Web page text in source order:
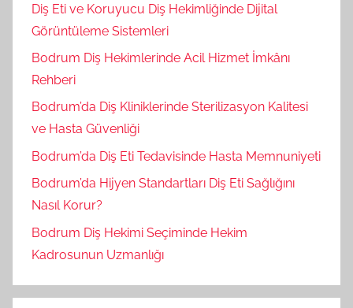
Diş Eti ve Koruyucu Diş Hekimliğinde Dijital
Görüntüleme Sistemleri
Bodrum Diş Hekimlerinde Acil Hizmet İmkânı
Rehberi
Bodrum’da Diş Kliniklerinde Sterilizasyon Kalitesi
ve Hasta Güvenliği
Bodrum’da Diş Eti Tedavisinde Hasta Memnuniyeti
Bodrum’da Hijyen Standartları Diş Eti Sağlığını
Nasıl Korur?
Bodrum Diş Hekimi Seçiminde Hekim
Kadrosunun Uzmanlığı